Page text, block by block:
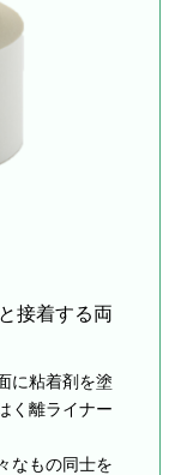
接着する両
に粘着剤を塗
く離ライナー
なもの同士を